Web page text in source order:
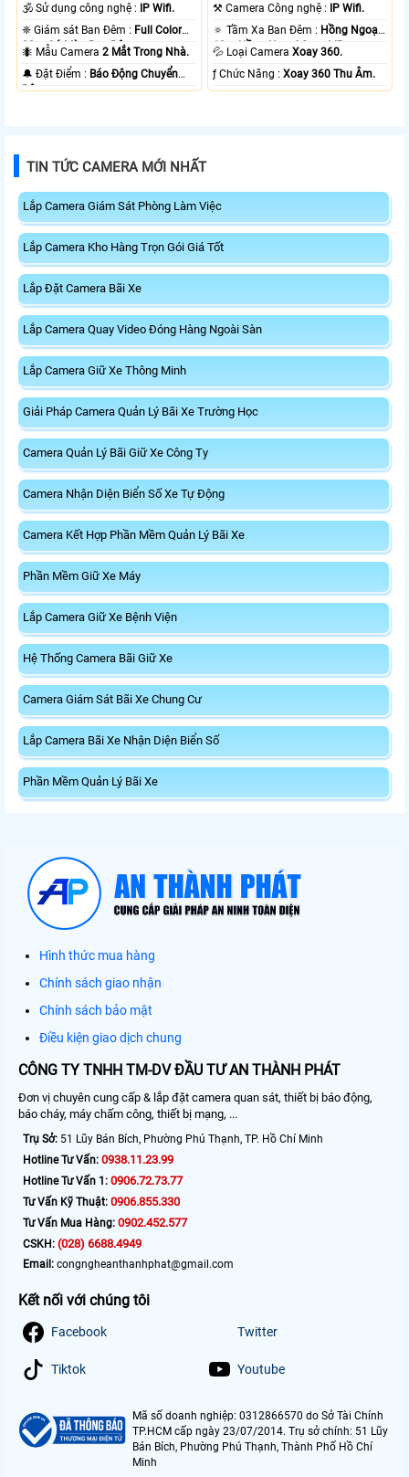
🕉️ Sử dụng công nghệ : IP Wifi.
❈ Giám sát Ban Đêm : Full Color
20m Có Màu Ban Ðêm.
🐜 Mẫu Camera2 Mắt Trong Nhà.
️🔔 Đặt Điểm : Báo Động Chuyển
Động.
⚒ Camera Công nghệ : IP Wifi.
🔅 Tầm Xa Ban Đêm : Hồng Ngoại
10m Hồng Ngoại Smart IR.
💦 Loại CameraXoay 360.
️ƒ Chức Năng :Xoay 360 Thu Âm.
TIN TỨC CAMERA MỚI NHẤT
Lắp Camera Giám Sát Phòng Làm Việc
Lắp Camera Kho Hàng Trọn Gói Giá Tốt
Lắp Đặt Camera Bãi Xe
Lắp Camera Quay Video Đóng Hàng Ngoài Sàn
Lắp Camera Giữ Xe Thông Minh
Giải Pháp Camera Quản Lý Bãi Xe Trường Học
Camera Quản Lý Bãi Giữ Xe Công Ty
Camera Nhận Diện Biển Số Xe Tự Động
Camera Kết Hợp Phần Mềm Quản Lý Bãi Xe
Phần Mềm Giữ Xe Máy
Lắp Camera Giữ Xe Bệnh Viện
Hệ Thống Camera Bãi Giữ Xe
Camera Giám Sát Bãi Xe Chung Cư
Lắp Camera Bãi Xe Nhận Diện Biển Số
Phần Mềm Quản Lý Bãi Xe
Hình thức mua hàng
Chính sách giao nhận
Chính sách bảo mật
Điều kiện giao dịch chung
CÔNG TY TNHH TM-DV ĐẦU TƯ AN THÀNH PHÁT
Đơn vị chuyên cung cấp & lắp đặt camera quan sát, thiết bị báo động,
báo cháy, máy chấm công, thiết bị mạng, ...
Trụ Sở: 51 Lũy Bán Bích, Phường Phú Thạnh, TP. Hồ Chí Minh
Hotline Tư Vấn: 0938.11.23.99
Hotline Tư Vấn 1: 0906.72.73.77
Tư Vấn Kỹ Thuật: 0906.855.330
Tư Vấn Mua Hàng: 0902.452.577
CSKH: (028) 6688.4949
Email: congngheanthanhphat@gmail.com
Kết nối với chúng tôi
Facebook Twitter
Tiktok Youtube
Mã số doanh nghiệp: 0312866570 do Sở Tài Chính
TP.HCM cấp ngày 23/07/2014. Trụ sở chính: 51 Lũy
Bán Bích, Phường Phú Thạnh, Thành Phố Hồ Chí
Minh